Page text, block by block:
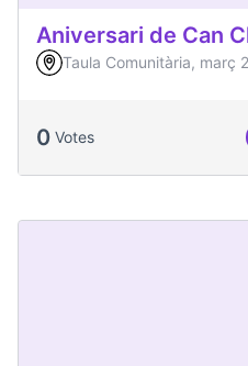
Aniversari de Can
Taula Comunitària, març
0 Votes